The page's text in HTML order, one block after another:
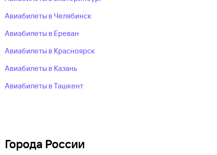
Авиабилеты в Челябинск
Авиабилеты в Ереван
Авиабилеты в Красноярск
Авиабилеты в Казань
Авиабилеты в Ташкент
Города России